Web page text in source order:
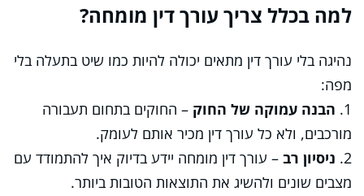
למה בכלל צריך עורך דין מומחה?
נהיגה בלי עורך דין מתאים יכולה להיות כמו שיט בתעלה בלי
מפה:
1. הבנה עמוקה של החוק – החוקים בתחום תעבורה
מורכבים, ולא כל עורך דין מכיר אותם לעומק.
2. ניסיון רב – עורך דין מומחה יידע בדיוק איך להתמודד עם
מצבים שונים ולהשיג את התוצאות הטובות ביותר.